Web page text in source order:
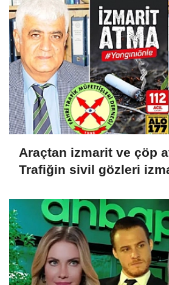
Araçtan izmarit ve çöp
Trafiğin sivil gözleri